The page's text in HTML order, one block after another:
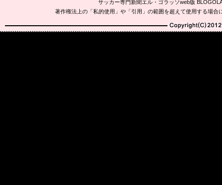
サッカー専門新聞エル・ゴラッソweb版
著作権法上の「私的使用」や「引用」の範囲を超えて使用する場
Copyright(C)2010-